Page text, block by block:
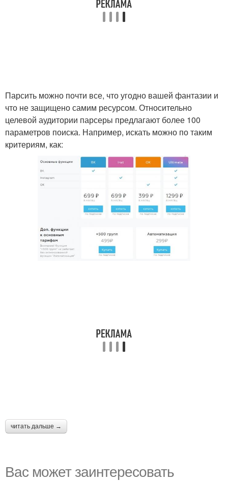
Парсить можно почти все, что угодно вашей фантазии и
что не защищено самим ресурсом. Относительно
целевой аудитории парсеры предлагают более 100
параметров поиска. Например, искать можно по таким
критериям, как:
читать дальше →
Вас может заинтересовать